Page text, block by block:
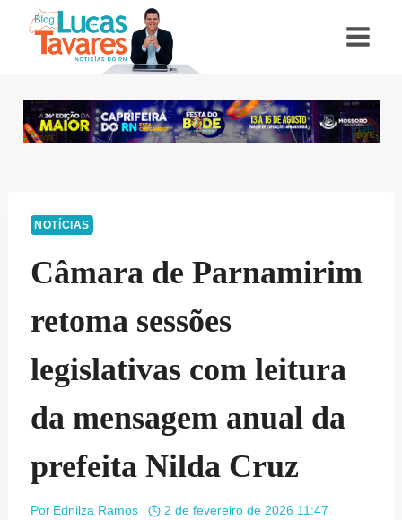
NOTÍCIAS
Câmara de Parnamirim
retoma sessões
legislativas com leitura
da mensagem anual da
prefeita Nilda Cruz
Por Ednilza Ramos 2 de fevereiro de 2026 11:47